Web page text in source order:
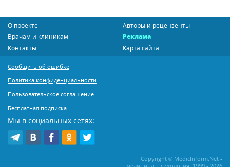
О проекте
Авторы и рецензенты
Врачам и клиникам
Реклама
Контакты
Карта сайта
Сообщить об ошибке
Политика конфиденциальности
Пользовательское соглашение
Бесплатная подписка
Мы в социальных сетях:
Copyright © MedicInform.Net -